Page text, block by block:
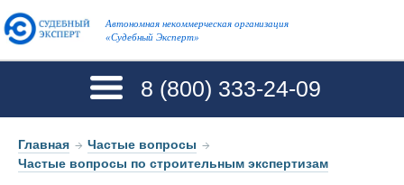
Автономная некоммерческая организация
«Судебный Эксперт»
8 (800) 333-24-09
Главная → Частые вопросы →
Частые вопросы по строительным экспертизам